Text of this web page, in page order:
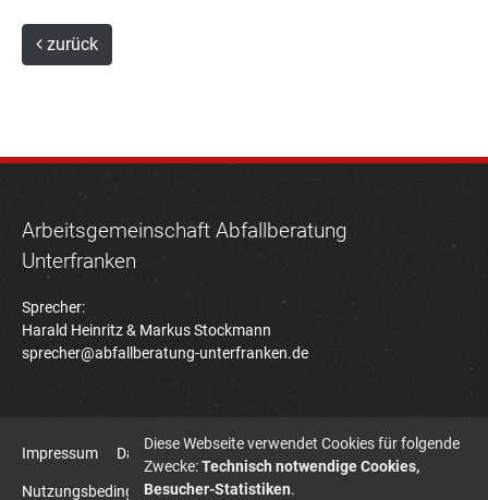
zurück
Arbeitsgemeinschaft Abfallberatung
Unterfranken
Sprecher:
Harald Heinritz & Markus Stockmann
sprecher@abfallberatung-unterfranken.de
Impressum Datenschutz
Nutzungsbedingungen Bildatenbank Sitemap
Diese Webseite verwendet Cookies für folgende
Zwecke:Technisch notwendige Cookies,
Besucher-Statistiken.